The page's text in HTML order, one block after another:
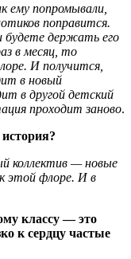
ему попромывали,
поправится.
будете держать его
в месяц, то
И получится,
в новый
в другой детский
проходит заново.
коллектив — новые
этой флоре. И в
классу — это
к сердцу частые